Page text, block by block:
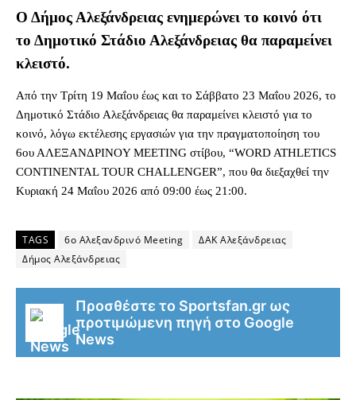
Ο Δήμος Αλεξάνδρειας ενημερώνει το κοινό ότι
το Δημοτικό Στάδιο Αλεξάνδρειας θα παραμείνει
κλειστό.
Από την Τρίτη 19 Μαΐου έως και το Σάββατο 23 Μαΐου 2026, το
Δημοτικό Στάδιο Αλεξάνδρειας θα παραμείνει κλειστό για το
κοινό, λόγω εκτέλεσης εργασιών για την πραγματοποίηση του
6ου ΑΛΕΞΑΝΔΡΙΝOΥ MEETING στίβου, “WORD ATHLETICS
CONTINENTAL TOUR CHALLENGER”, που θα διεξαχθεί την
Κυριακή 24 Μαΐου 2026 από 09:00 έως 21:00.
TAGS 6ο Αλεξανδρινό Meeting
ΔΑΚ Αλεξάνδρειας
Δήμος Αλεξάνδρειας
Προσθέστε το Sportsfan.gr ως
προτιμώμενη πηγή στο Google
News